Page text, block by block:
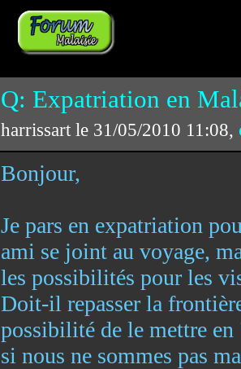
Q: Expatriation en
harrissart le 31/05/2010 11:08,
Bonjour,
Je pars en expatriation
ami se joint au voyage,
les possibilités pour les
Doit-il repasser la
possibilité de le mettre
si nous ne sommes pas